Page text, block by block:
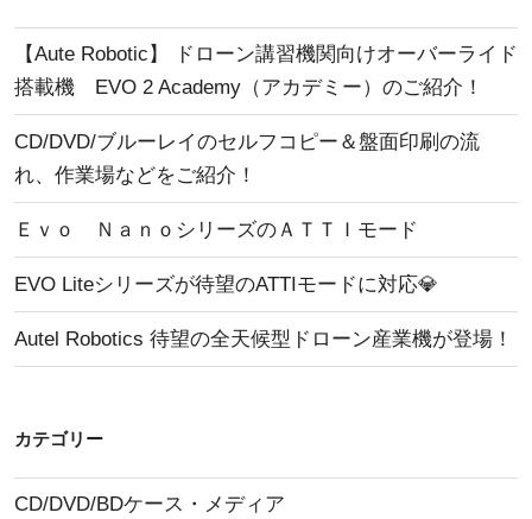
【Aute Robotic】 ドローン講習機関向けオーバーライド
搭載機 EVO 2 Academy（アカデミー）のご紹介！
CD/DVD/ブルーレイのセルフコピー＆盤面印刷の流
れ、作業場などをご紹介！
Ｅｖｏ ＮａｎｏシリーズのＡＴＴＩモード
EVO Liteシリーズが待望のATTIモードに対応💎
Autel Robotics 待望の全天候型ドローン産業機が登場！
カテゴリー
CD/DVD/BDケース・メディア